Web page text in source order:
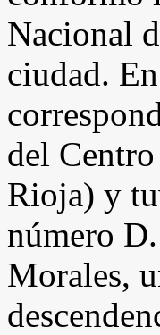
Nacional
ciudad.
del
Rioja) y
número
Morales,